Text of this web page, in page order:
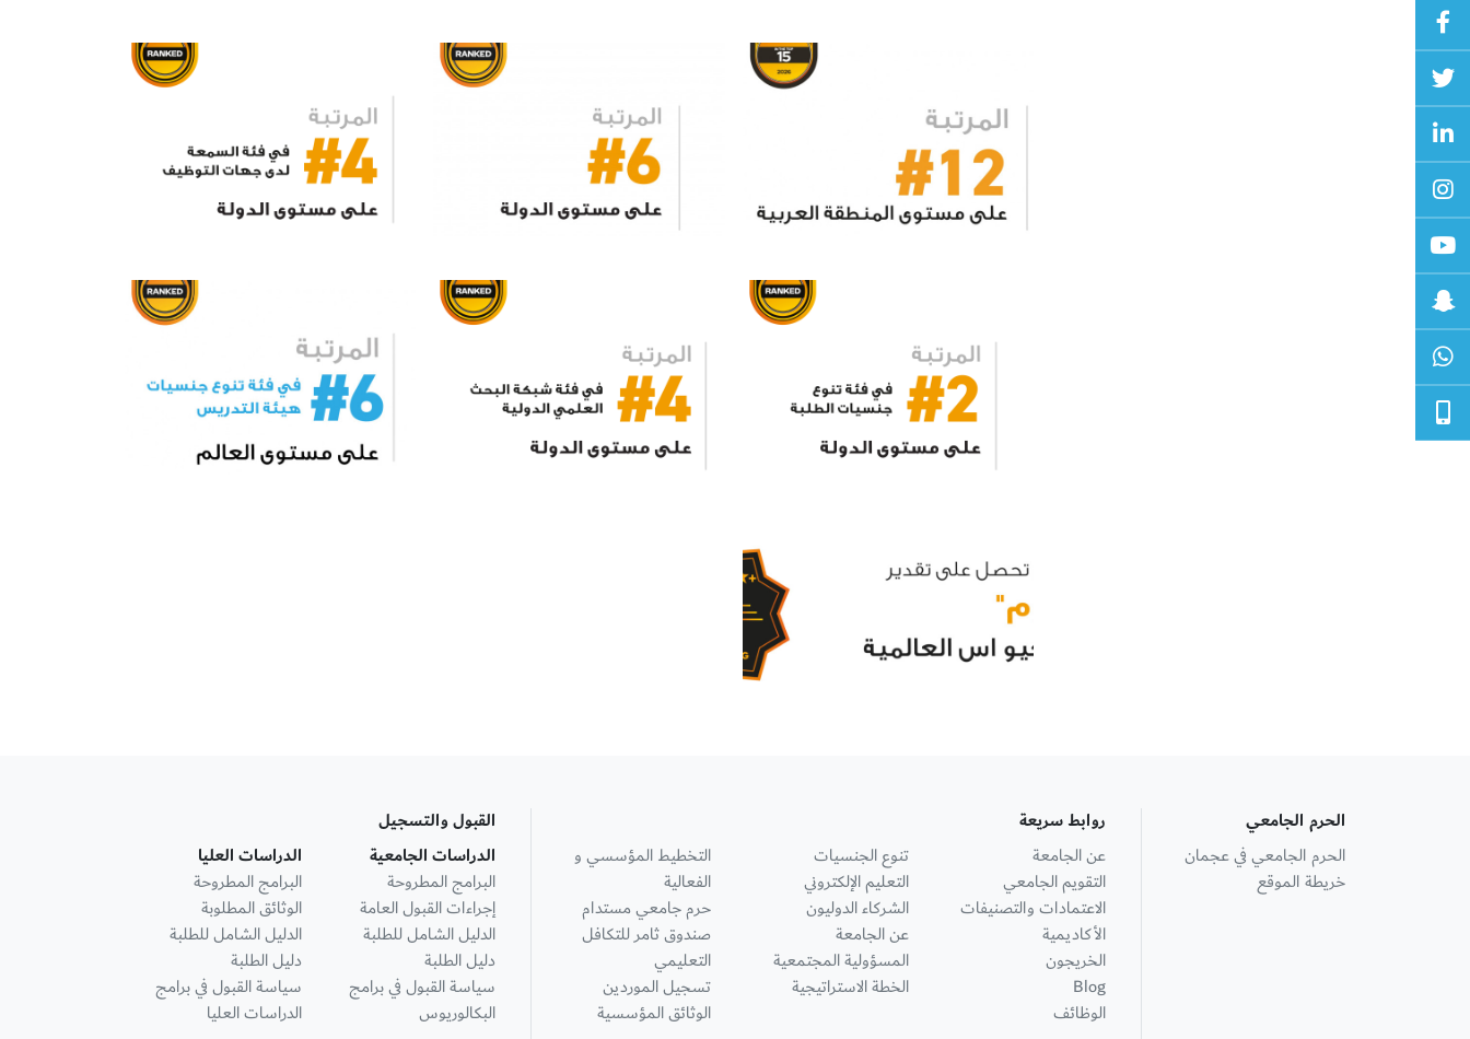
الحرم الجامعي
الحرم الجامعي في عجمان
خريطة الموقع
روابط سريعة
عن الجامعة
التقويم الجامعي
الاعتمادات والتصنيفات
الأكاديمية
الخريجون
Blog
الوظائف
تنوع الجنسيات
التعليم الإلكتروني
الشركاء الدوليون
عن الجامعة
المسؤولية المجتمعية
الخطة الاستراتيجية
التخطيط المؤسسي و
الفعالية
حرم جامعي مستدام
صندوق ثامر للتكافل
التعليمي
تسجيل الموردين
الوثائق المؤسسية
القبول والتسجيل
الدراسات الجامعية
البرامج المطروحة
إجراءات القبول العامة
الدليل الشامل للطلبة
دليل الطلبة
سياسة القبول في برامج
البكالوريوس
الدراسات العليا
البرامج المطروحة
الوثائق المطلوبة
الدليل الشامل للطلبة
دليل الطلبة
سياسة القبول في برامج
الدراسات العليا